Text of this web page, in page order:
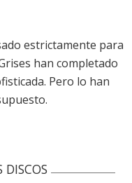
estrictamente para
han completado
Pero lo han
DISCOS